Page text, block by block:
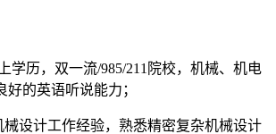
学历，双一流/985/211院校，机械、机电
好的英语听说能力；
械设计工作经验，熟悉精密复杂机械设计